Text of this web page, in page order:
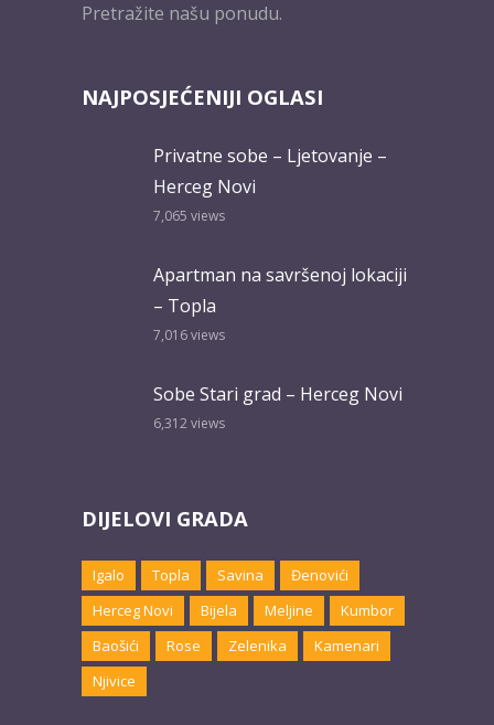
Pretražite našu ponudu.
NAJPOSJEĆENIJI OGLASI
Privatne sobe – Ljetovanje –
Herceg Novi
7,065 views
Apartman na savršenoj lokaciji
– Topla
7,016views
Sobe Stari grad – Herceg Novi
6,312views
DIJELOVI GRADA
Igalo Topla Savina
Đenovići
Herceg Novi
Bijela Meljine
Kumbor
Baošići
Rose Zelenika
Kamenari
Njivice